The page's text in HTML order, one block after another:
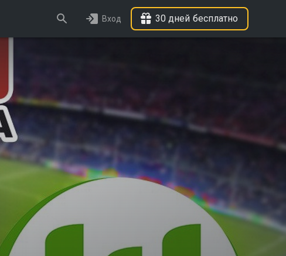
Вход 30 дней бесплатно